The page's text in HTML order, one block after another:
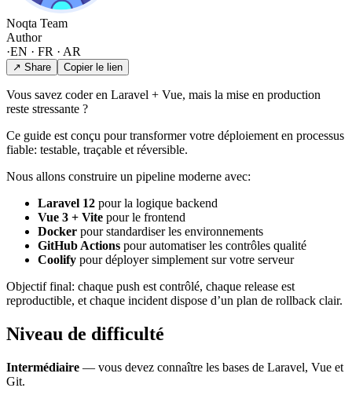
Noqta Team
Author
·EN · FR · AR
↗ Share Copier le lien
Vous savez coder en Laravel + Vue, mais la mise en production
reste stressante ?
Ce guide est conçu pour transformer votre déploiement en processus
fiable: testable, traçable et réversible.
Nous allons construire un pipeline moderne avec:
Laravel 12 pour la logique backend
Vue 3 + Vite pour le frontend
Docker pour standardiser les environnements
GitHub Actions pour automatiser les contrôles qualité
Coolify pour déployer simplement sur votre serveur
Objectif final: chaque push est contrôlé, chaque release est
reproductible, et chaque incident dispose d’un plan de rollback clair.
Niveau de difficulté
Intermédiaire — vous devez connaître les bases de Laravel, Vue et
Git.